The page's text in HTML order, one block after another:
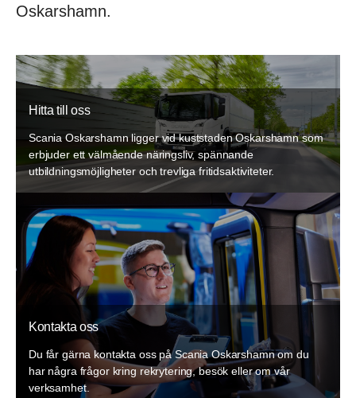
Oskarshamn.
Hitta till oss
Scania Oskarshamn ligger vid kuststaden Oskarshamn som
erbjuder ett välmående näringsliv, spännande
utbildningsmöjligheter och trevliga fritidsaktiviteter.
Kontakta oss
Du får gärna kontakta oss på Scania Oskarshamn om du
har några frågor kring rekrytering, besök eller om vår
verksamhet.